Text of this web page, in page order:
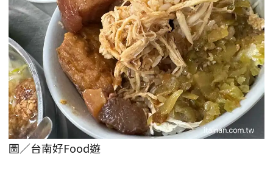
圖／台南好Food遊